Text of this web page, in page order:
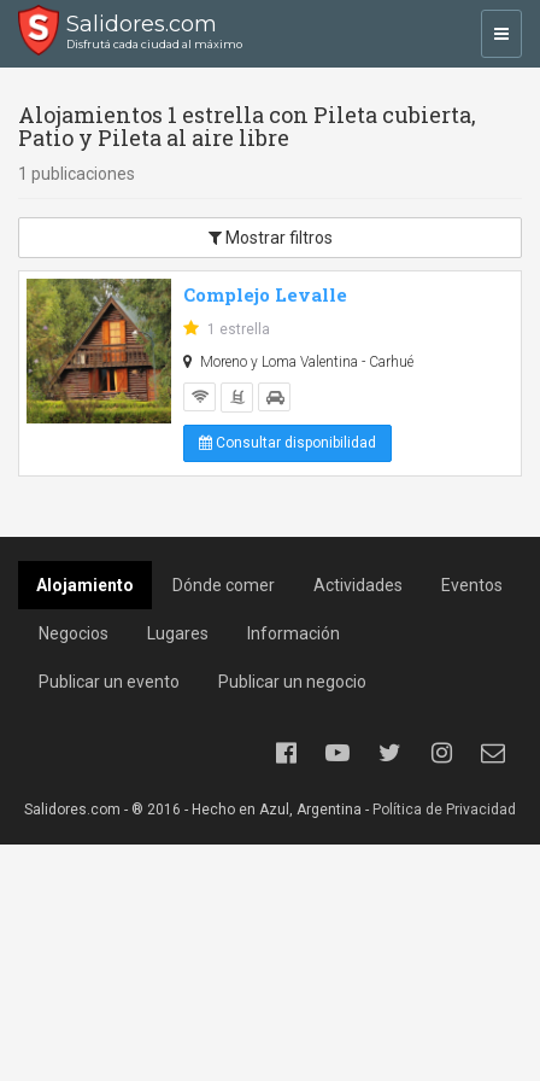
Salidores.com
Disfrutá cada ciudad al máximo
Alojamientos 1 estrella con Pileta cubierta,
Patio y Pileta al aire libre
1 publicaciones
Mostrar filtros
Complejo Levalle
1 estrella
Moreno y Loma Valentina - Carhué
Consultar disponibilidad
Alojamiento Dónde comer Actividades Eventos
Negocios Lugares Información
Publicar un evento Publicar un negocio
Salidores.com - ® 2016 - Hecho en Azul, Argentina - Política de Privacidad